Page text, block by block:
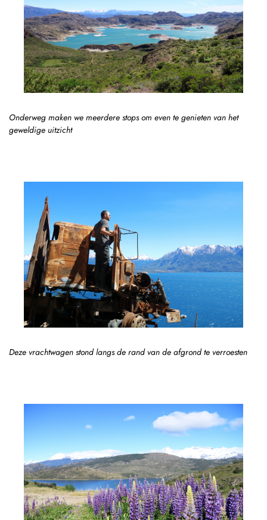
Onderweg maken we meerdere stops om even te genieten van het
geweldige uitzicht
Deze vrachtwagen stond langs de rand van de afgrond te verroesten